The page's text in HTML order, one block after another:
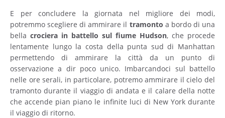
E per concludere la giornata nel migliore dei modi,
potremmo scegliere di ammirare il tramonto a bordo di una
bella crociera in battello sul fiume Hudson, che procede
lentamente lungo la costa della punta sud di Manhattan
permettendo di ammirare la città da un punto di
osservazione a dir poco unico. Imbarcandoci sul battello
nelle ore serali, in particolare, potremo ammirare il cielo del
tramonto durante il viaggio di andata e il calare della notte
che accende pian piano le infinite luci di New York durante
il viaggio di ritorno.